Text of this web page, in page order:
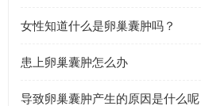
女性知道什么是卵巢囊肿吗？
患上卵巢囊肿怎么办
导致卵巢囊肿产生的原因是什么呢